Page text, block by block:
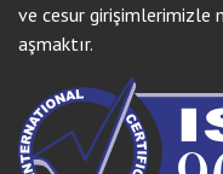
ve cesur girişimlerimizle
aşmaktır.